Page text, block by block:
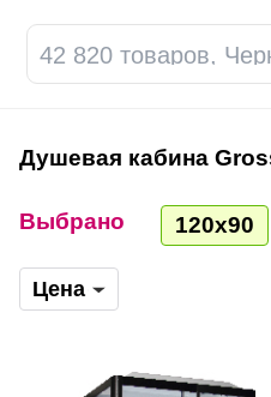
Душевая кабина
Выбрано 120х90
Цена